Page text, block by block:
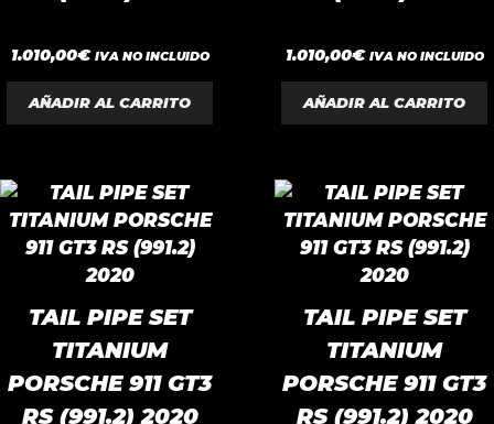
0
d
e
5
1.010,00€ IVA NO INCLUIDO
AÑADIR AL CARRITO
0
d
e
5
1.010,00€ IVA NO INCLUIDO
AÑADIR AL CARRITO
TAIL PIPE SET
TITANIUM
PORSCHE 911 GT3
RS (991.2) 2020
TAIL PIPE SET
TITANIUM
PORSCHE 911 GT3
RS (991.2) 2020